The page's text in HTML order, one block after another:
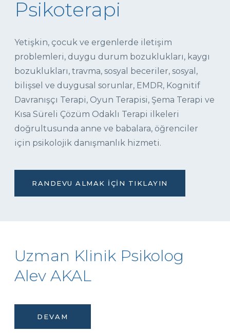
Psikoterapi
Yetişkin, çocuk ve ergenlerde iletişim
problemleri, duygu durum bozuklukları, kaygı
bozuklukları, travma, sosyal beceriler, sosyal,
bilişsel ve duygusal sorunlar, EMDR, Kognitif
Davranışçı Terapi, Oyun Terapisi, Şema Terapi ve
Kısa Süreli Çözüm Odaklı Terapi ilkeleri
doğrultusunda anne ve babalara, öğrenciler
için psikolojik danışmanlık hizmeti.
RANDEVU ALMAK İÇIN TIKLAYIN
Uzman Klinik Psikolog
Alev AKAL
DEVAM